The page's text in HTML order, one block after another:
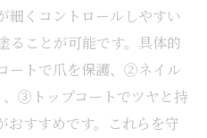
細くコントロールしやすい
ることが可能です。具体的
ートで爪を保護、②ネイル
③トップコートでツヤと持
おすすめです。これらを守